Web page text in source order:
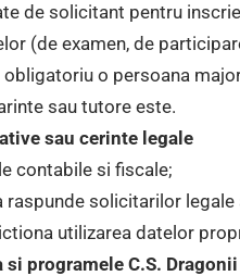
de solicitant pentru
(de examen, de
o persoana
sau tutore este.
sau cerinte legale
contabile si fiscale;
raspunde solicitarilor
utilizarea datelor
programele C.S.